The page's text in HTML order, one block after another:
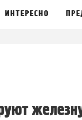
ИНТЕРЕСНО